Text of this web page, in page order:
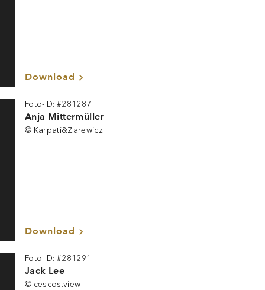
Download
Foto-ID: #281287
Anja Mittermüller
© Karpati&Zarewicz
Download
Foto-ID: #281291
Jack Lee
© cescos.view